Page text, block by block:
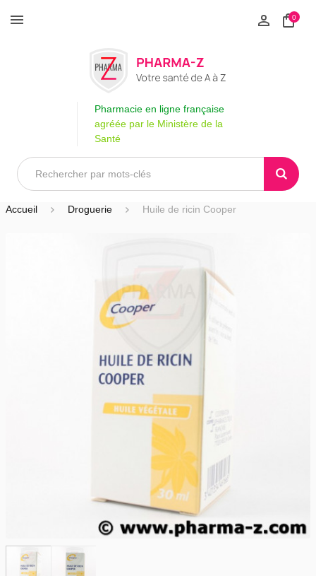
0
Pharmacie en ligne française
agréée par le Ministère de la
Santé
Accueil Droguerie Huile de ricin Cooper